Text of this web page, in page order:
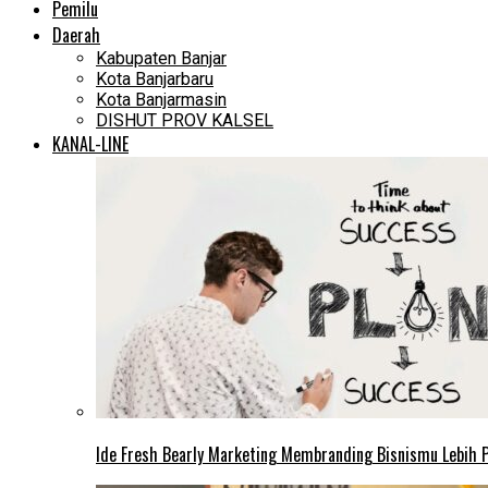
Pemilu
Daerah
Kabupaten Banjar
Kota Banjarbaru
Kota Banjarmasin
DISHUT PROV KALSEL
KANAL-LINE
Ide Fresh Bearly Marketing Membranding Bisnismu Lebih